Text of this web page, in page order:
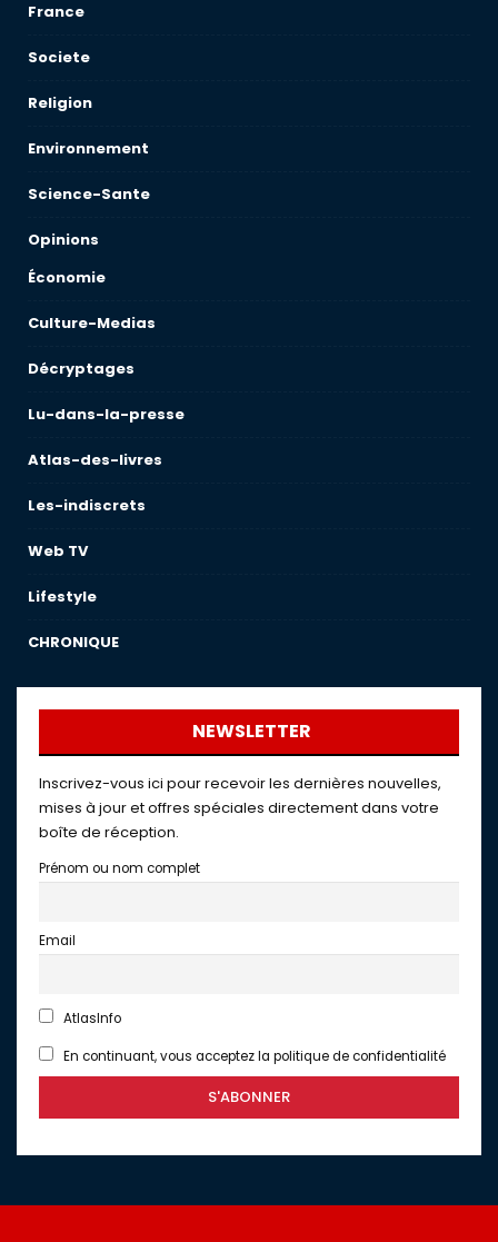
France
Societe
Religion
Environnement
Science-Sante
Opinions
Économie
Culture-Medias
Décryptages
Lu-dans-la-presse
Atlas-des-livres
Les-indiscrets
Web TV
Lifestyle
CHRONIQUE
NEWSLETTER
Inscrivez-vous ici pour recevoir les dernières nouvelles,
mises à jour et offres spéciales directement dans votre
boîte de réception.
Prénom ou nom complet
Email
AtlasInfo
En continuant, vous acceptez la politique de confidentialité